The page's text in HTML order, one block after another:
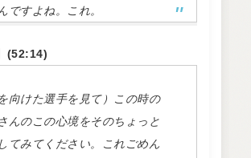
ですよね。これ。
(52:14)
を向けた選手を見て）この時の
んのこの心境をそのちょっと
てみてください。これごめん